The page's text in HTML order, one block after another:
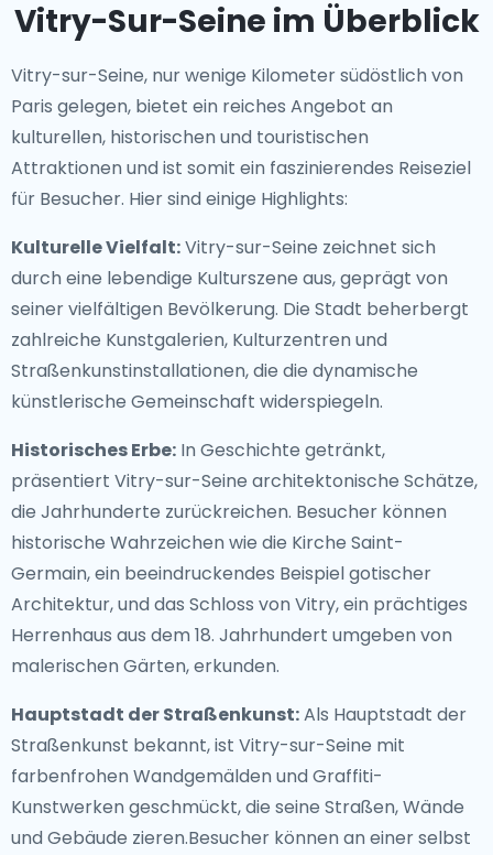
Vitry-Sur-Seine im Überblick
Vitry-sur-Seine, nur wenige Kilometer südöstlich von
Paris gelegen, bietet ein reiches Angebot an
kulturellen, historischen und touristischen
Attraktionen und ist somit ein faszinierendes Reiseziel
für Besucher. Hier sind einige Highlights:
Kulturelle Vielfalt:Vitry-sur-Seine zeichnet sich
durch eine lebendige Kulturszene aus, geprägt von
seiner vielfältigen Bevölkerung. Die Stadt beherbergt
zahlreiche Kunstgalerien, Kulturzentren und
Straßenkunstinstallationen, die die dynamische
künstlerische Gemeinschaft widerspiegeln.
Historisches Erbe: In Geschichte getränkt,
präsentiert Vitry-sur-Seine architektonische Schätze,
die Jahrhunderte zurückreichen. Besucher können
historische Wahrzeichen wie die Kirche Saint-
Germain, ein beeindruckendes Beispiel gotischer
Architektur, und das Schloss von Vitry, ein prächtiges
Herrenhaus aus dem 18. Jahrhundert umgeben von
malerischen Gärten, erkunden.
Hauptstadt der Straßenkunst:Als Hauptstadt der
Straßenkunst bekannt, ist Vitry-sur-Seine mit
farbenfrohen Wandgemälden und Graffiti-
Kunstwerken geschmückt, die seine Straßen, Wände
und Gebäude zieren.Besucher können an einer selbst